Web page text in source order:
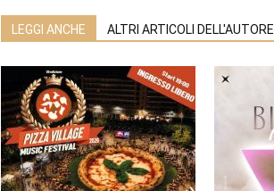
LEGGI ANCHE ALTRI ARTICOLI DELL'AUTORE